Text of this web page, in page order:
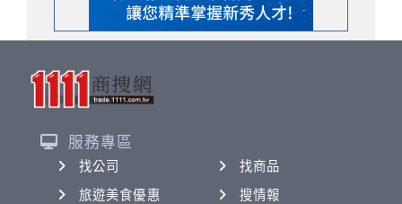
服務專區
找公司
找商品
旅遊美食優惠
搜情報